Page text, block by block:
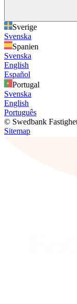
Sverige
Svenska
Spanien
Svenska
English
Español
Portugal
Svenska
English
Português
© Swedbank
Sitemap